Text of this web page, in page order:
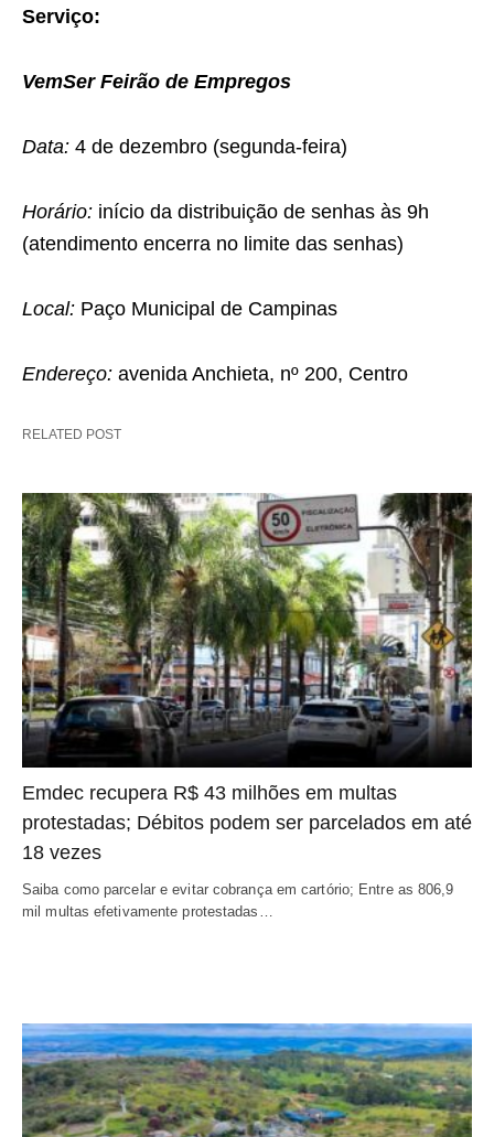
Serviço:
VemSer Feirão de Empregos
Data: 4 de dezembro (segunda-feira)
Horário: início da distribuição de senhas às 9h
(atendimento encerra no limite das senhas)
Local: Paço Municipal de Campinas
Endereço: avenida Anchieta, nº 200, Centro
RELATED POST
Emdec recupera R$ 43 milhões em multas
protestadas; Débitos podem ser parcelados em até
18 vezes
Saiba como parcelar e evitar cobrança em cartório; Entre as 806,9
mil multas efetivamente protestadas…